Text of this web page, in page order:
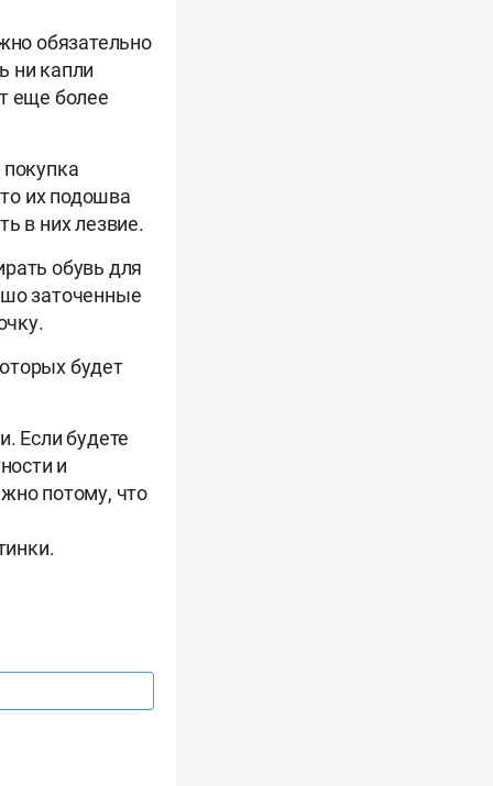
обязательно
ни капли
еще более
их подошва
в них лезвие.
обувь для
заточенные
будет
Если будете
и
потому, что